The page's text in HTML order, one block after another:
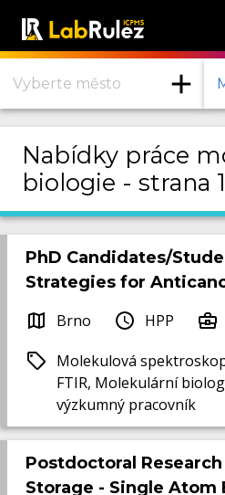
Vyberte město
Nabídky práce
biologie - strana 1
PhD Candidates/
Strategies for
Brno
HPP
Molekulová
FTIR, Molekulární
výzkumný pracovník
Postdoctoral
Storage - Single Atom